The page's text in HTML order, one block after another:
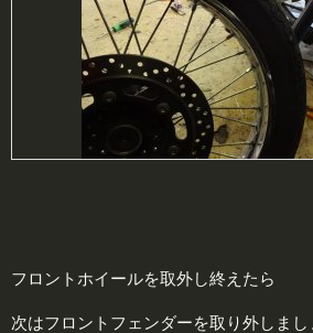
フロントホイールを取外し終えたら
次はフロントフェンダーを取り外しまし